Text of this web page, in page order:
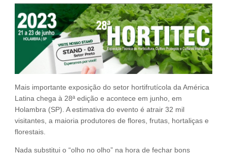
Agenda
Fale Conosco
NOSSAS ASSOCIADAS
SEJA UM ASSOCIADO
VAGAS
Mais importante exposição do setor hortifrutícola da América
Latina chega à 28ª edição e acontece em junho, em
Holambra (SP). A estimativa do evento é atrair 32 mil
visitantes, a maioria produtores de flores, frutas, hortaliças e
florestais.
Nada substitui o “olho no olho” na hora de fechar bons